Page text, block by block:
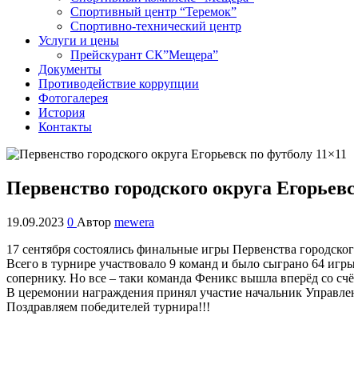
Спортивный центр “Теремок”
Спортивно-технический центр
Услуги и цены
Прейскурант СК”Мещера”
Документы
Противодействие коррупции
Фотогалерея
История
Контакты
Первенство городского округа
19.09.2023 0 Автор mewera
17 сентября состоялись финальные игры Первенства
Всего в турнире участвовало 9 команд и было сыграно 64
сопернику. Но все – таки команда Феникс вышла вперёд со
В церемонии награждения принял участие начальник
Поздравляем победителей турнира!!!